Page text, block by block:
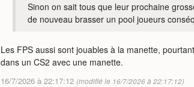
Sinon on sait tous que leur prochaine
de nouveau brasser un pool joueurs
Les FPS aussi sont jouables à la manette,
dans un CS2 avec une manette.
16/7/2026 à 22:17:12 (modifié le 16/7/2026 à 22:17:12)